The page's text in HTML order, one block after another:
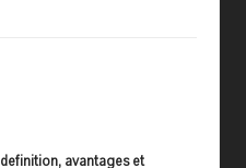
avantages et